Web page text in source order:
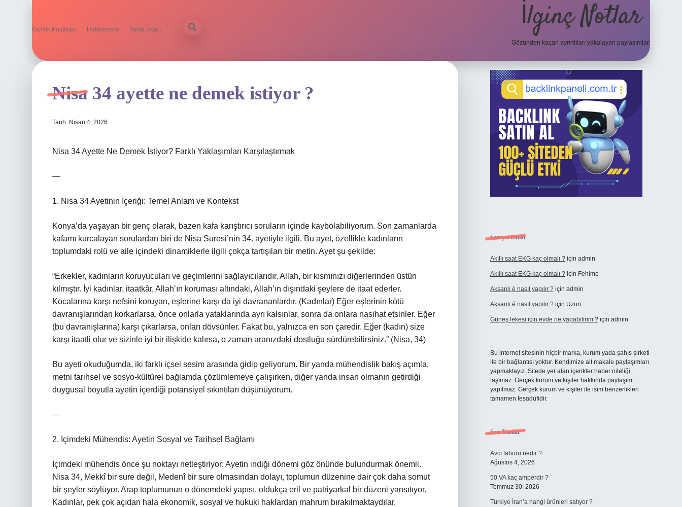
Gizlilik Politikası Hakkımızda Yasal Uyarı İlginç Notlar
Gözünden kaçan ayrıntıları yakalayan paylaşımlar.
Nisa 34 ayette ne demek istiyor ?
Tarih: Nisan 4, 2026
Nisa 34 Ayette Ne Demek İstiyor? Farklı Yaklaşımları Karşılaştırmak
—
1. Nisa 34 Ayetinin İçeriği: Temel Anlam ve Kontekst
Konya’da yaşayan bir genç olarak, bazen kafa karıştırıcı soruların içinde kaybolabiliyorum. Son zamanlarda
kafamı kurcalayan sorulardan biri de Nisa Suresi’nin 34. ayetiyle ilgili. Bu ayet, özellikle kadınların
toplumdaki rolü ve aile içindeki dinamiklerle ilgili çokça tartışılan bir metin. Ayet şu şekilde:
“Erkekler, kadınların koruyucuları ve geçimlerini sağlayıcılarıdır. Allah, bir kısmınızı diğerlerinden üstün
kılmıştır. İyi kadınlar, itaatkâr, Allah’ın koruması altındaki, Allah’ın dışındaki şeylere de itaat ederler.
Kocalarına karşı nefsini koruyan, eşlerine karşı da iyi davrananlardır. (Kadınlar) Eğer eşlerinin kötü
davranışlarından korkarlarsa, önce onlarla yataklarında ayrı kalsınlar, sonra da onlara nasihat etsinler. Eğer
(bu davranışlarına) karşı çıkarlarsa, onları dövsünler. Fakat bu, yalnızca en son çaredir. Eğer (kadın) size
karşı itaatli olur ve sizinle iyi bir ilişkide kalırsa, o zaman aranızdaki dostluğu sürdürebilirsiniz.” (Nisa, 34)
Bu ayeti okuduğumda, iki farklı içsel sesim arasında gidip geliyorum. Bir yanda mühendislik bakış açımla,
metni tarihsel ve sosyo-kültürel bağlamda çözümlemeye çalışırken, diğer yanda insan olmanın getirdiği
duygusal boyutla ayetin içerdiği potansiyel sıkıntıları düşünüyorum.
—
2. İçimdeki Mühendis: Ayetin Sosyal ve Tarihsel Bağlamı
İçimdeki mühendis önce şu noktayı netleştiriyor: Ayetin indiği dönemi göz önünde bulundurmak önemli.
Nisa 34, Mekkî bir sure değil, Medenî bir sure olmasından dolayı, toplumun düzenine dair çok daha somut
bir şeyler söylüyor. Arap toplumunun o dönemdeki yapısı, oldukça eril ve patriyarkal bir düzeni yansıtıyor.
Kadınlar, pek çok açıdan hala ekonomik, sosyal ve hukuki haklardan mahrum bırakılmaktaydılar.
Sidebar
Son yorumlar
Akıllı saat EKG kaç olmalı ?için admin
Akıllı saat EKG kaç olmalı ?için Fehime
Aksanlı é nasıl yapılır ?için admin
Aksanlı é nasıl yapılır ?için Uzun
Güneş lekesi için evde ne yapabilirim ?için admin
Bu internet sitesinin hiçbir marka, kurum yada şahıs şirketi
ile bir bağlantısı yoktur. Kendimize ait makale paylaşımları
yapmaktayız. Sitede yer alan içerikler haber niteliği
taşımaz. Gerçek kurum ve kişiler hakkında paylaşım
yapılmaz. Gerçek kurum ve kişiler ile isim benzerlikleri
tamamen tesadüfidir.
Son Yazılar
Avcı taburu nedir ?
Ağustos 4, 2026
50 VA kaç amperdir ?
Temmuz 30, 2026
Türkiye İran’a hangi ürünleri satıyor ?